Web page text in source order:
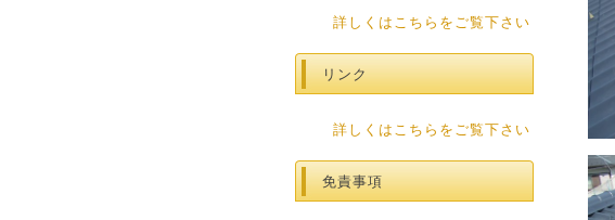
詳しくはこちらをご覧下さい
リンク
詳しくはこちらをご覧下さい
免責事項